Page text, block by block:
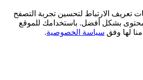
تعريف الارتباط لتحسين تجربة التصفح
بشكل أفضل. باستخدامك للموقع
لها وفق سياسة الخصوصية.